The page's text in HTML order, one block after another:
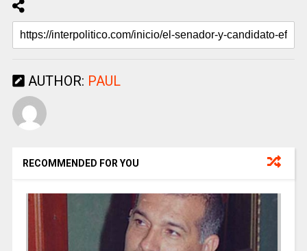
AUTHOR: PAUL
RECOMMENDED FOR YOU